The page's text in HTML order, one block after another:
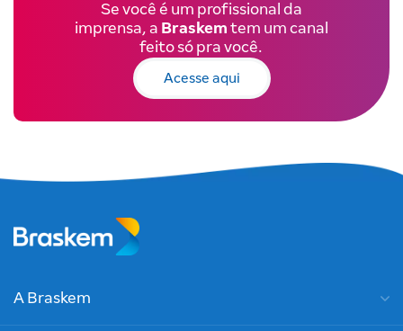
Se você é um profissional da
imprensa, a Braskem tem um canal
feito só pra você.
Acesse aqui
A Braskem